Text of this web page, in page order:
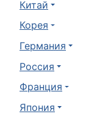
Китай
Корея
Германия
Россия
Франция
Япония